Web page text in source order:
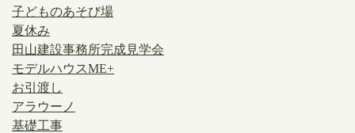
子どものあそび場
夏休み
田山建設事務所完成見学会
モデルハウスME+
お引渡し
アラウーノ
基礎工事